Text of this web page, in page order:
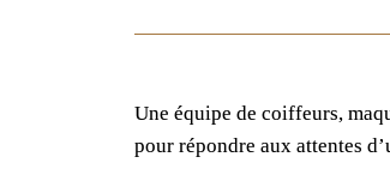
Une équipe de coiffeurs,
pour répondre aux attentes